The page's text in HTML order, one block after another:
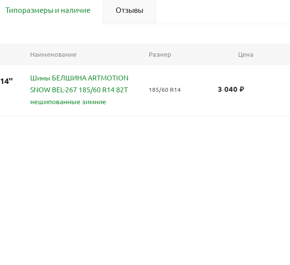
Типоразмеры и наличие Отзывы
Наименование Размер Цена
14''
Шины БЕЛШИНА ARTMOTION
SNOW BEL-267 185/60 R14 82T
нешипованные зимние
185/60 R14 3 040 ₽